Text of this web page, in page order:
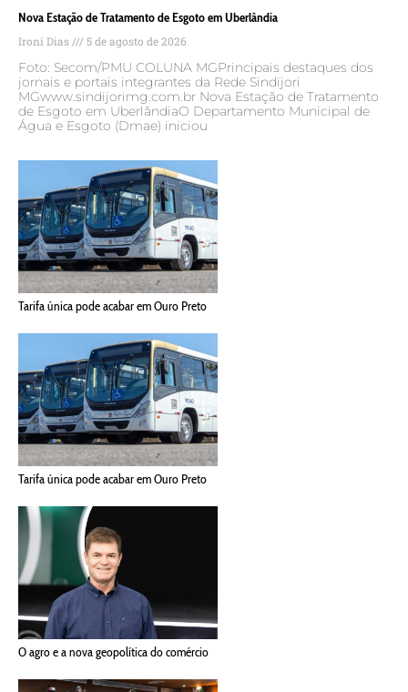
Nova Estação de Tratamento de Esgoto em Uberlândia
Ironi Dias 5 de agosto de 2026
Foto: Secom/PMU COLUNA MGPrincipais destaques dos
jornais e portais integrantes da Rede Sindijori
MGwww.sindijorimg.com.br Nova Estação de Tratamento
de Esgoto em UberlândiaO Departamento Municipal de
Água e Esgoto (Dmae) iniciou
Tarifa única pode acabar em Ouro Preto
Tarifa única pode acabar em Ouro Preto
O agro e a nova geopolítica do comércio